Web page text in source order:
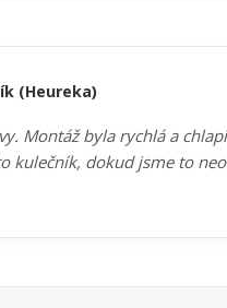
(Heureka)
Montáž byla rychlá a
kulečník, dokud jsme to